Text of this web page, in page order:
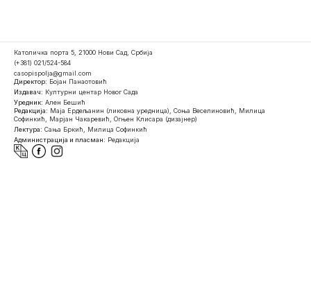
Католичка порта 5, 21000 Нови Сад, Србија
(+381) 021/524-584
casopispolja@gmail.com
Директор: Бојан Панаотовић
Издавач: Културни центар Новог Сада
Уредник: Ален Бешић
Редакција: Маја Ердељанин (ликовна уредница), Соња Веселиновић, Милица
Софинкић, Марјан Чакаревић, Огњен Клисара (дизајнер)
Лектура: Сања Бркић, Милица Софинкић
Администрација и пласман: Редакција